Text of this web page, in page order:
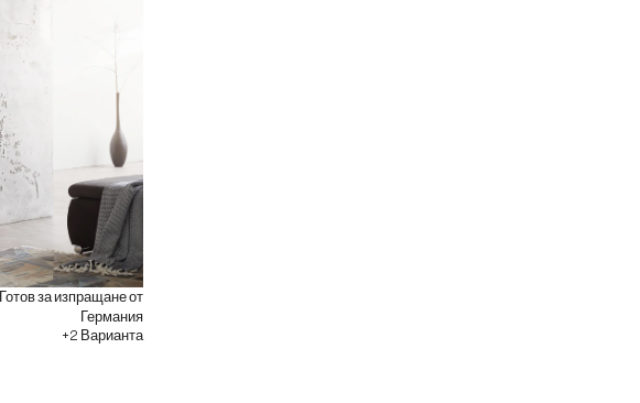
Готов за изпращане от
Германия
+2 Варианта